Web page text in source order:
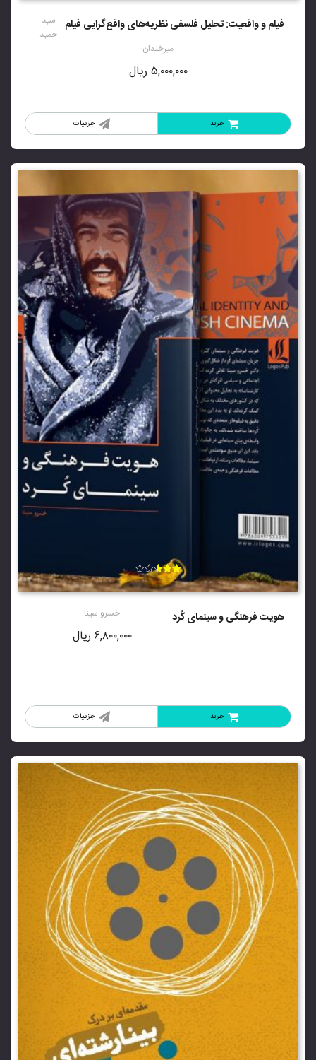
فیلم و واقعیت: تحلیل فلسفی نظریه‌های واقع‌گرایی فیلم
سید
حمید
میرخندان
از 5
۵,۰۰۰,۰۰۰ ریال
جزییات خرید
هویت فرهنگی و سینمای کُرد خسرو سینا
امتیاز
2.67
از 5
۶,۸۰۰,۰۰۰ ریال
جزییات خرید